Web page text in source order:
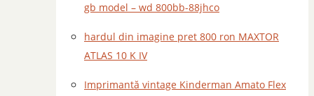
gb model – wd 800bb-88jhco
hardul din imagine pret 800 ron MAXTOR
ATLAS 10 K IV
Imprimantă vintage Kinderman Amato Flex